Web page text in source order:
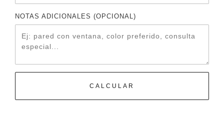
NOTAS ADICIONALES (OPCIONAL)
CALCULAR